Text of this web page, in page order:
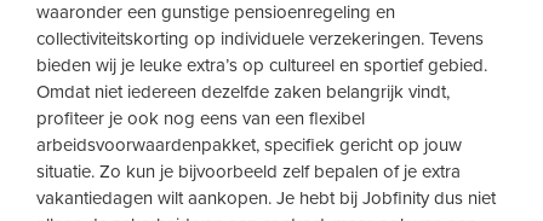
waaronder een gunstige pensioenregeling en
collectiviteitskorting op individuele verzekeringen. Tevens
bieden wij je leuke extra’s op cultureel en sportief gebied.
Omdat niet iedereen dezelfde zaken belangrijk vindt,
profiteer je ook nog eens van een flexibel
arbeidsvoorwaardenpakket, specifiek gericht op jouw
situatie. Zo kun je bijvoorbeeld zelf bepalen of je extra
vakantiedagen wilt aankopen. Je hebt bij Jobfinity dus niet